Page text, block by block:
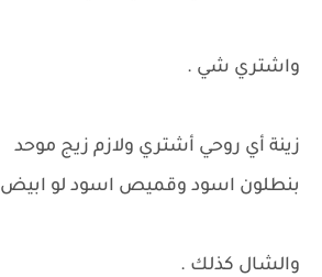
واشتري شي .
زينة أي روحي أشتري ولازم زيج موحد
بنطلون اسود وقميص اسود لو ابيض
والشال كذلك .